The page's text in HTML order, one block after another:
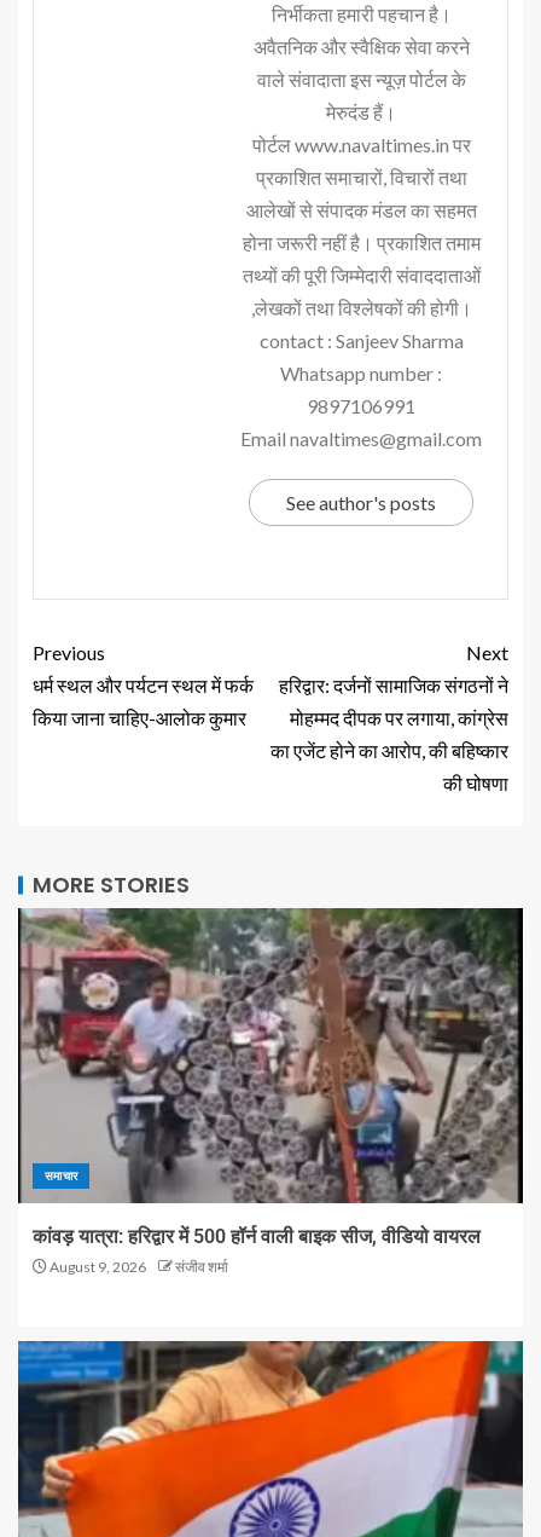
निर्भीकता हमारी पहचान है।
अवैतनिक और स्वैक्षिक सेवा करने
वाले संवादाता इस न्यूज़ पोर्टल के
मेरुदंड हैं।
पोर्टल www.navaltimes.in पर
प्रकाशित समाचारों, विचारों तथा
आलेखों से संपादक मंडल का सहमत
होना जरूरी नहीं है। प्रकाशित तमाम
तथ्यों की पूरी जिम्मेदारी संवाददाताओं
,लेखकों तथा विश्लेषकों की होगी।
contact : Sanjeev Sharma
Whatsapp number :
9897106991
Email navaltimes@gmail.com
See author's posts
Previous
धर्म स्थल और पर्यटन स्थल में फर्क
किया जाना चाहिए-आलोक कुमार
Next
हरिद्वार: दर्जनों सामाजिक संगठनों ने
मोहम्मद दीपक पर लगाया, कांग्रेस
का एजेंट होने का आरोप, की बहिष्कार
की घोषणा
MORE STORIES
समाचार
कांवड़ यात्रा: हरिद्वार में 500 हॉर्न वाली बाइक सीज, वीडियो वायरल
August 9, 2026 संजीव शर्मा